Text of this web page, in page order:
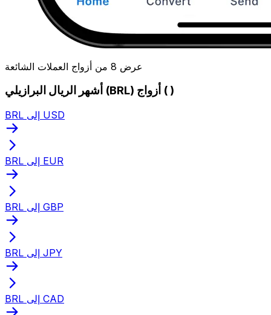
عرض 8 من أزواج العملات الشائعة
أشهر الريال البرازيلي (BRL) أزواج ( )
BRL إلى USD
BRL إلى EUR
BRL إلى GBP
BRL إلى JPY
BRL إلى CAD